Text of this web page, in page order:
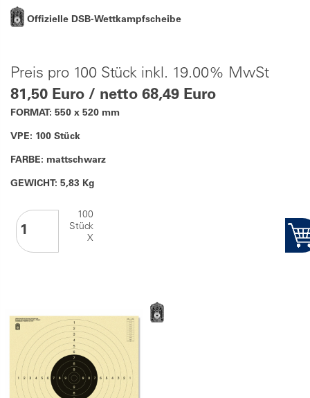
Offizielle DSB-Wettkampfscheibe
Preis pro 100 Stück inkl. 19.00% MwSt
81,50 Euro / netto 68,49 Euro
FORMAT: 550 x 520 mm
VPE: 100 Stück
FARBE: mattschwarz
GEWICHT: 5,83 Kg
100
Stück
X